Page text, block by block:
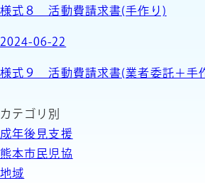
様式８ 活動費請求書(手作り)
2024-06-22
様式９ 活動費請求書(業者委託＋手
カテゴリ別
成年後見支援
熊本市民児協
地域